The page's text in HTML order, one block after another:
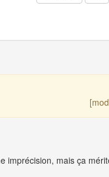
imprécision, mais ça